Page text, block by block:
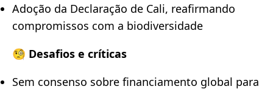
Adoção da Declaração de Cali, reafirmando
compromissos com a biodiversidade
🧐 Desafios e críticas
Sem consenso sobre financiamento global para